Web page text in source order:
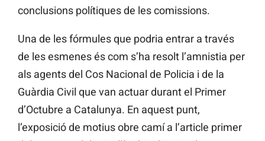
conclusions polítiques de les comissions.
Una de les fórmules que podria entrar a través
de les esmenes és com s’ha resolt l’amnistia per
als agents del Cos Nacional de Policia i de la
Guàrdia Civil que van actuar durant el Primer
d’Octubre a Catalunya. En aquest punt,
l’exposició de motius obre camí a l’article primer